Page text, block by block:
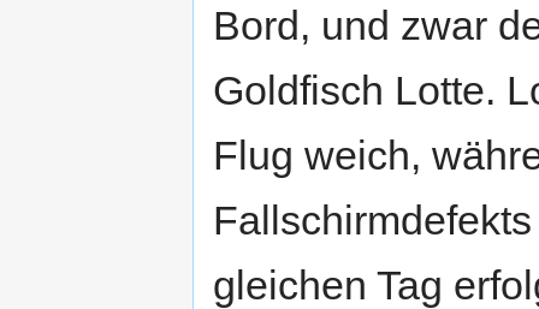
Bord, und zwar
Goldfisch Lotte.
Flug weich,
gleichen Tag